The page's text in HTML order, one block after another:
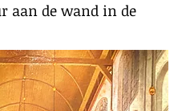
aan de wand in de